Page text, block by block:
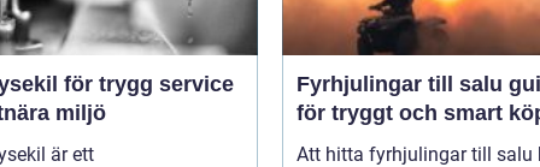
för trygg service
miljö
är ett
Fyrhjulingar till salu guide
för tryggt och smart
Att hitta fyrhjulingar till salu